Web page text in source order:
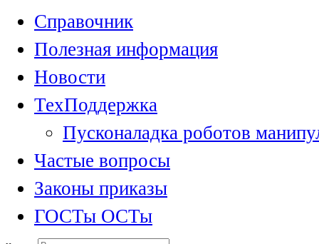
Справочник
Полезная информация
Новости
ТехПоддержка
Пусконаладка роботов
Частые вопросы
Законы приказы
ГОСТы ОСТы